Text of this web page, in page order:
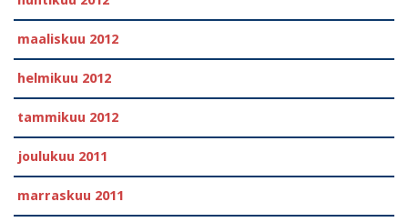
maaliskuu 2012
helmikuu 2012
tammikuu 2012
joulukuu 2011
marraskuu 2011